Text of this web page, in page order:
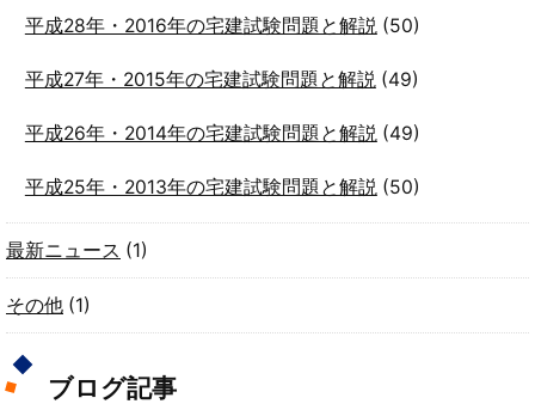
平成28年・2016年の宅建試験問題と解説(50)
平成27年・2015年の宅建試験問題と解説(49)
平成26年・2014年の宅建試験問題と解説(49)
平成25年・2013年の宅建試験問題と解説(50)
最新ニュース (1)
その他 (1)
ブログ記事